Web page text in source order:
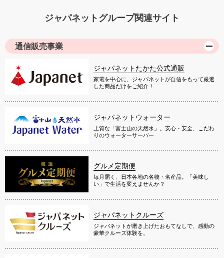
ジャパネットグループ関連サイト
通信販売事業
ジャパネットたかた公式通販
家電を中心に、ジャパネットが自信をもって厳選
した商品だけをご紹介！
ジャパネットウォーター
上質な「富士山の天然水」。安心・安全、こだわ
りのウォーターサーバー
グルメ定期便
毎月届く、日本各地の名物・名産品。「美味し
い」で生活を変えませんか？
ジャパネットクルーズ
ジャパネットが磨き上げたおもてなしで、感動の
豪華クルーズ体験を。